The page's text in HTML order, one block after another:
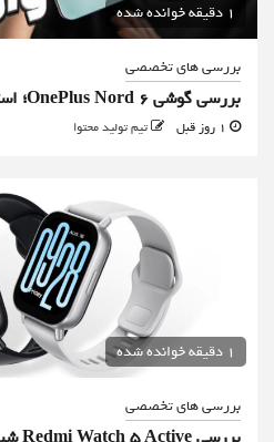
1 دقیقه خوانده شده
بررسی های تخصصی
بررسی گوشی OnePlus Nord 6؛ استاندارد خیلی بالا!
تیم تولید محتوا
1 دقیقه خوانده شده
بررسی های تخصصی